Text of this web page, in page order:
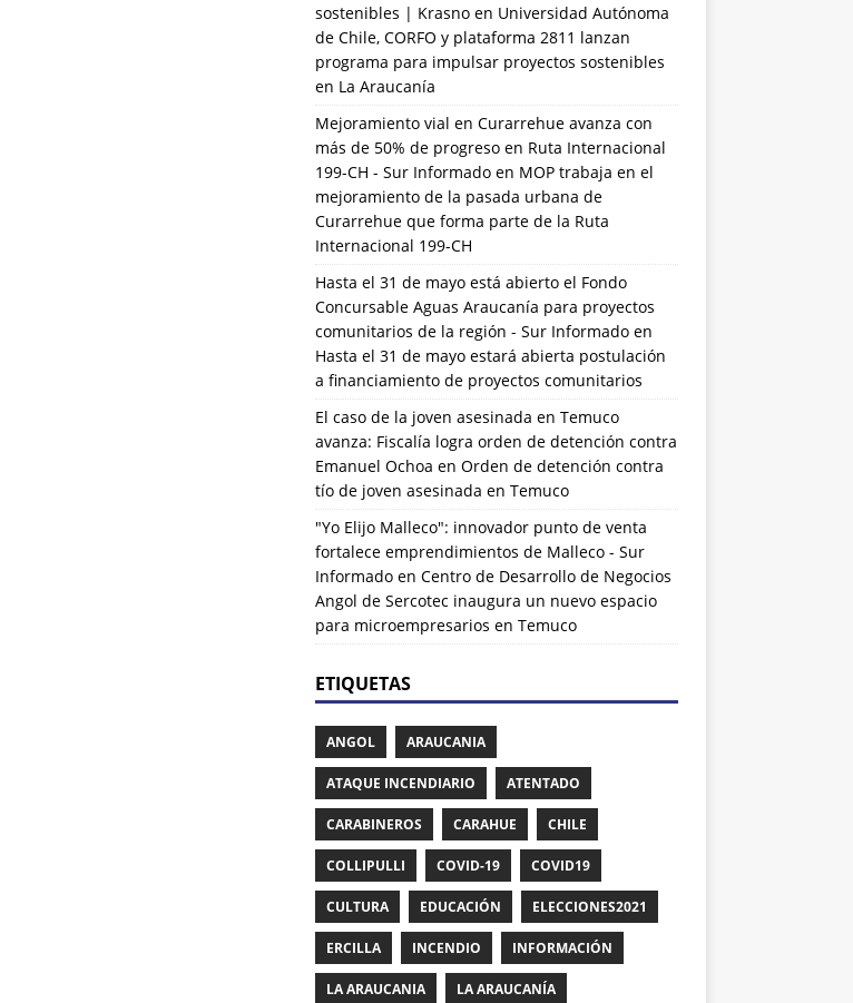
sostenibles | Krasnoen Universidad Autónoma
de Chile, CORFO y plataforma 2811 lanzan
programa para impulsar proyectos sostenibles
en La Araucanía
Mejoramiento vial en Curarrehue avanza con
más de 50% de progreso en Ruta Internacional
199-CH - Sur Informadoen MOP trabaja en el
mejoramiento de la pasada urbana de
Curarrehue que forma parte de la Ruta
Internacional 199-CH
Hasta el 31 de mayo está abierto el Fondo
Concursable Aguas Araucanía para proyectos
comunitarios de la región - Sur Informadoen
Hasta el 31 de mayo estará abierta postulación
a financiamiento de proyectos comunitarios
El caso de la joven asesinada en Temuco
avanza: Fiscalía logra orden de detención contra
Emanuel Ochoa en Orden de detención contra
tío de joven asesinada en Temuco
"Yo Elijo Malleco": innovador punto de venta
fortalece emprendimientos de Malleco - Sur
Informadoen Centro de Desarrollo de Negocios
Angol de Sercotec inaugura un nuevo espacio
para microempresarios en Temuco
ETIQUETAS
ANGOL ARAUCANIA
ATAQUE INCENDIARIO ATENTADO
CARABINEROS CARAHUE CHILE
COLLIPULLI COVID-19 COVID19
CULTURA EDUCACIÓN ELECCIONES2021
ERCILLA INCENDIO INFORMACIÓN
LA ARAUCANIA LA ARAUCANÍA